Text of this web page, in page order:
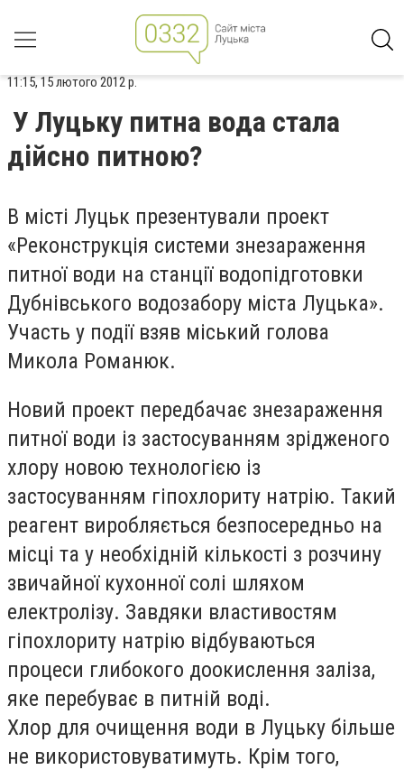
11:15, 15 лютого 2012 р.
У Луцьку питна вода стала
дійсно питною?
В місті Луцьк презентували проект
«Реконструкція системи знезараження
питної води на станції водопідготовки
Дубнівського водозабору міста Луцька».
Участь у події взяв міський голова
Микола Романюк.
Новий проект передбачає знезараження
питної води із застосуванням зрідженого
хлору новою технологією із
застосуванням гіпохлориту натрію. Такий
реагент виробляється безпосередньо на
місці та у необхідній кількості з розчину
звичайної кухонної солі шляхом
електролізу. Завдяки властивостям
гіпохлориту натрію відбуваються
процеси глибокого доокислення заліза,
яке перебуває в питній воді.
Хлор для очищення води в Луцьку більше
не використовуватимуть. Крім того,